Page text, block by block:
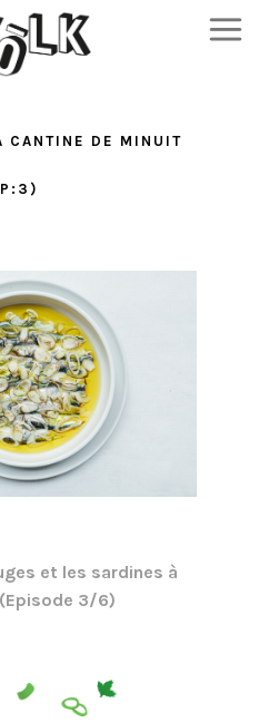
CANTINE DE MINUIT
et les sardines à
(Episode 3/6)